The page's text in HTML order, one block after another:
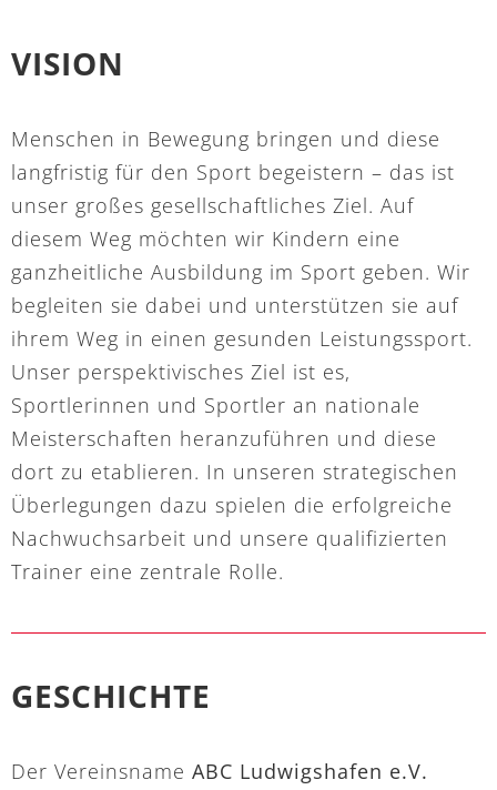
VISION
Menschen in Bewegung bringen und diese
langfristig für den Sport begeistern – das ist
unser großes gesellschaftliches Ziel. Auf
diesem Weg möchten wir Kindern eine
ganzheitliche Ausbildung im Sport geben. Wir
begleiten sie dabei und unterstützen sie auf
ihrem Weg in einen gesunden Leistungssport.
Unser perspektivisches Ziel ist es,
Sportlerinnen und Sportler an nationale
Meisterschaften heranzuführen und diese
dort zu etablieren. In unseren strategischen
Überlegungen dazu spielen die erfolgreiche
Nachwuchsarbeit und unsere qualifizierten
Trainer eine zentrale Rolle.
GESCHICHTE
Der Vereinsname ABC Ludwigshafen e.V.